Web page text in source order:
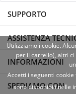
SUPPORTO
ASSISTENZA
INFORMAZIONI
SPEDIAMO CON
Utilizziamo i cookie.
per il carrello), altri
Accetti i seguenti
sono disponibili nelle